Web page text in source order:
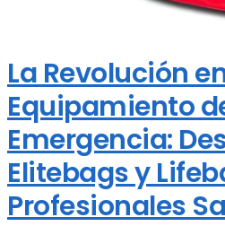
La Revolución
Equipamiento
Emergencia:
Elitebags y
Profesionales